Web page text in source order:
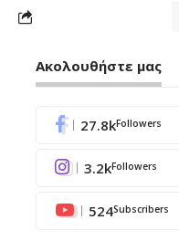
Ακολουθήστε μας
27.8kFollowers
3.2kFollowers
524Subscribers